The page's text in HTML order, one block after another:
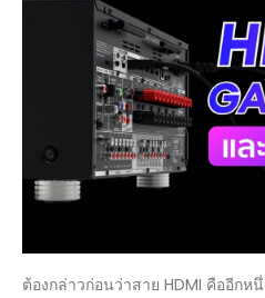
ต้องกล่าวก่อนว่าสาย HDMI คืออีก